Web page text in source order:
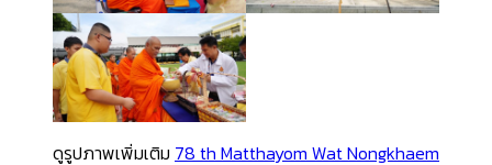
ดูรูปภาพเพิ่มเติม 78 th Matthayom Wat Nongkhaem